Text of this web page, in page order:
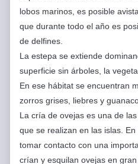
lobos marinos, es posible
que durante todo el año es
de delfines.
La estepa se extiende
superficie sin árboles, la
En ese hábitat se encuentran
zorros grises, liebres y
La cría de ovejas es una de
que se realizan en las islas.
tomar contacto con una
crían y esquilan ovejas en